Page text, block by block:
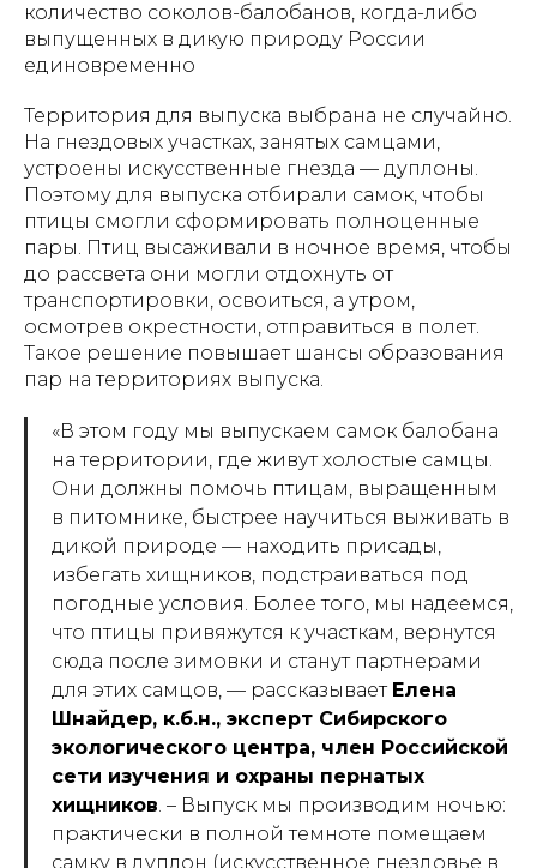
количество соколов-балобанов, когда-либо
выпущенных в дикую природу России
единовременно
Территория для выпуска выбрана не случайно.
На гнездовых участках, занятых самцами,
устроены искусственные гнезда — дуплоны.
Поэтому для выпуска отбирали самок, чтобы
птицы смогли сформировать полноценные
пары. Птиц высаживали в ночное время, чтобы
до рассвета они могли отдохнуть от
транспортировки, освоиться, а утром,
осмотрев окрестности, отправиться в полет.
Такое решение повышает шансы образования
пар на территориях выпуска.
«В этом году мы выпускаем самок балобана
на территории, где живут холостые самцы.
Они должны помочь птицам, выращенным
в питомнике, быстрее научиться выживать в
дикой природе — находить присады,
избегать хищников, подстраиваться под
погодные условия. Более того, мы надеемся,
что птицы привяжутся к участкам, вернутся
сюда после зимовки и станут партнерами
для этих самцов, — рассказывает Елена
Шнайдер, к.б.н., эксперт Сибирского
экологического центра, член Российской
сети изучения и охраны пернатых
хищников. – Выпуск мы производим ночью:
практически в полной темноте помещаем
самку в дуплон (искусственное гнездовье в